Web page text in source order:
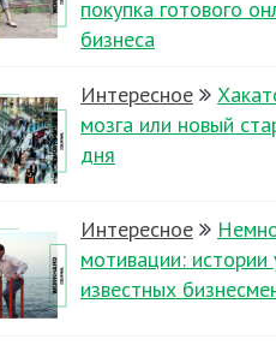
покупка готового
бизнеса
Интересное
мозга или новый
дня
Интересное
мотивации: истории
известных